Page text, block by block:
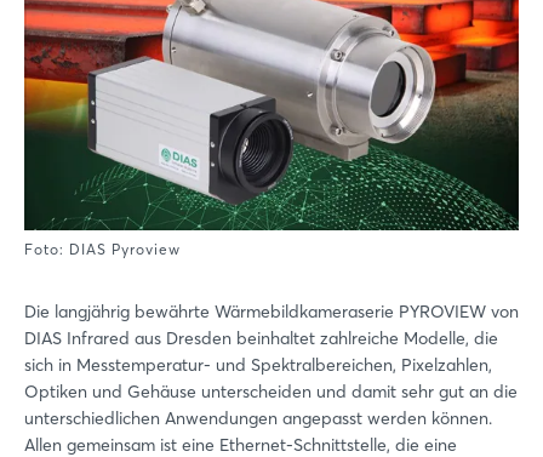
Foto: DIAS Pyroview
Die langjährig bewährte Wärmebildkameraserie PYROVIEW von
DIAS Infrared aus Dresden beinhaltet zahlreiche Modelle, die
sich in Messtemperatur- und Spektralbereichen, Pixelzahlen,
Optiken und Gehäuse unterscheiden und damit sehr gut an die
unterschiedlichen Anwendungen angepasst werden können.
Allen gemeinsam ist eine Ethernet-Schnittstelle, die eine